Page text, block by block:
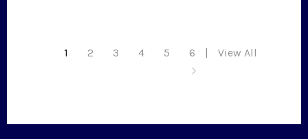
1 2 3 4 5 6 View All